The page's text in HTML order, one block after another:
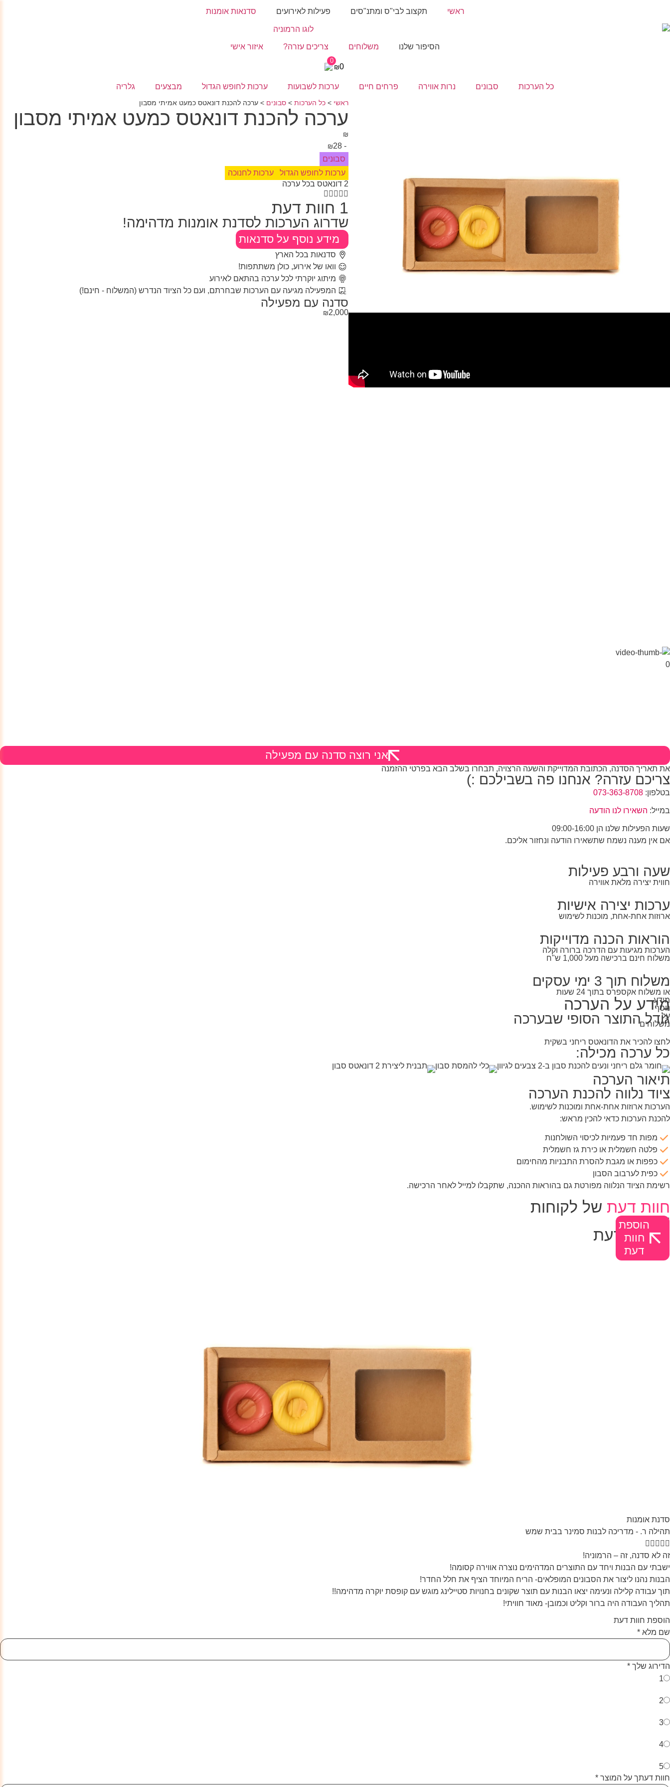
ראשי תקצוב לבי"ס ומתנ"סים פעילות לאירועים סדנאות אומנות
הסיפור שלנו משלוחים צריכים עזרה? איזור אישי
₪0
0
כל הערכות סבונים נרות אווירה פרחים חיים ערכות לשבועות ערכות לחופש הגדול מבצעים גלריה
ראשי >כל הערכות >סבונים >ערכה להכנת דונאטס כמעט אמיתי מסבון
ערכה להכנת דונאטס כמעט אמיתי מסבון
₪
-
₪28
סבונים
ערכות לחופש הגדול
ערכות לחנוכה
2 דונאטס בכל ערכה
    
1 חוות דעת
שדרוג הערכות לסדנת אומנות מדהימה!
מידע נוסף על סדנאות
סדנאות בכל הארץ
וואו של אירוע, כולן משתתפות!
מיתוג יוקרתי לכל ערכה בהתאם לאירוע
המפעילה מגיעה עם הערכות שבחרתם, ועם כל הציוד הנדרש (המשלוח - חינם!)
סדנה עם מפעילה
₪2,000
אני רוצה סדנה עם מפעילה
את תאריך הסדנה, הכתובת המדוייקת והשעה הרצויה, תבחרו בשלב הבא בפרטי ההזמנה
צריכם עזרה? אנחנו פה בשבילכם :)
בטלפון: 073-363-8708
במייל: השאירו לנו הודעה
שעות הפעילות שלנו הן 09:00-16:00
אם אין מענה נשמח שתשאירו הודעה ונחזור אליכם.
שעה ורבע פעילות
חווית יצירה מלאת אווירה
ערכות יצירה אישיות
ארוזות אחת-אחת, מוכנות לשימוש
הוראות הכנה מדוייקות
הערכות מגיעות עם הדרכה ברורה וקלה
משלוח חינם ברכישה מעל 1,000 ש"ח
משלוח תוך 3 ימי עסקים
או משלוח אקספרס בתוך 24 שעות
מידע
נוסף
על
משלוחים
מידע על הערכה
גודל התוצר הסופי שבערכה
לחצו להכיר את הדונאטס ריחני בשקית
כל ערכה מכילה:
חומר גלם ריחני ונעים להכנת סבון ב-2 צבעים לגיוון כלי להמסת סבון תבנית ליצירת 2 דונאטס סבון
תיאור הערכה
ציוד נלווה להכנת הערכה
הערכות ארוזות אחת-אחת ומוכנות לשימוש.
להכנת הערכות כדאי להכין מראש:
מפות חד פעמיות לכיסוי השולחנות
פלטה חשמלית או כירת גז חשמלית
כפפות או מגבת להסרת התבניות מהחימום
כפית לערבוב הסבון
רשימת הציוד הנלווה מפורטת גם בהוראות ההכנה, שתקבלו למייל לאחר הרכישה.
חוות דעת של לקוחות
הוספת
חוות
דעת
 
חוות דעת
סדנת אומנות
תהילה ר. - מדריכה לבנות סמינר בבית שמש
    
זה לא סדנה, זה – הרמוניה!
ישבתי עם הבנות ויחד עם התוצרים המדהימים נוצרה אווירה קסומה!
הבנות נהנו ליצור את הסבונים המופלאים- הריח המיוחד הציף את חלל החדר!
תוך עבודה קלילה ונעימה יצאו הבנות עם תוצר שקונים בחנויות סטיילינג מוגש עם קופסת יוקרה מדהימה!!
תהליך העבודה היה ברור וקליט וכמובן- מאוד חוויתי!
הוספת חוות דעת
שם מלא *
הדירוג שלך *
1
2
3
4
5
חוות דעתך על המוצר *